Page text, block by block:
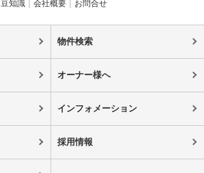
豆知識 会社概要 お問合せ
物件検索
オーナー様へ
インフォメーション
採用情報